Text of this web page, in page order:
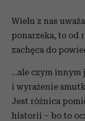
Wielu z nas
ponarzeka, to od
zachęca do
…ale czym innym
i wyrażenie
Jest różnica
historii – bo to